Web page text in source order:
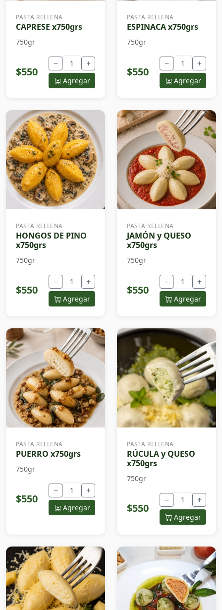
PASTA RELLENA
CAPRESE x750grs
750gr
$550
− +
Agregar
PASTA RELLENA
ESPINACA x750grs
750gr
$550
− +
Agregar
PASTA RELLENA
HONGOS DE PINO
x750grs
750gr
$550
− +
Agregar
PASTA RELLENA
JAMÓN y QUESO
x750grs
750gr
$550
− +
Agregar
PASTA RELLENA
PUERRO x750grs
750gr
$550
− +
Agregar
PASTA RELLENA
RÚCULA y QUESO
x750grs
750gr
$550
− +
Agregar